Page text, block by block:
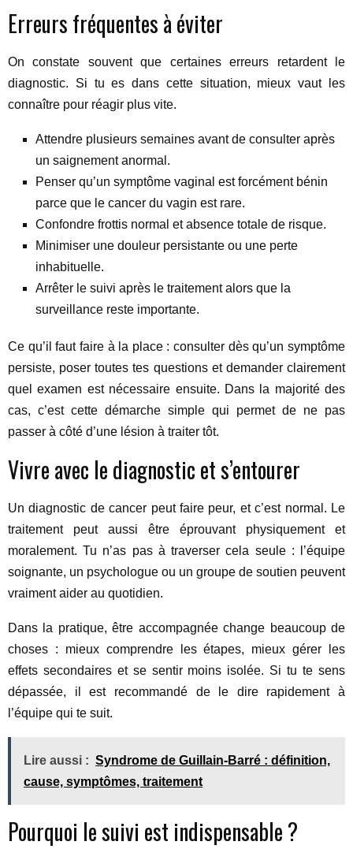
Erreurs fréquentes à éviter
On constate souvent que certaines erreurs retardent le
diagnostic. Si tu es dans cette situation, mieux vaut les
connaître pour réagir plus vite.
Attendre plusieurs semaines avant de consulter après
un saignement anormal.
Penser qu’un symptôme vaginal est forcément bénin
parce que le cancer du vagin est rare.
Confondre frottis normal et absence totale de risque.
Minimiser une douleur persistante ou une perte
inhabituelle.
Arrêter le suivi après le traitement alors que la
surveillance reste importante.
Ce qu’il faut faire à la place : consulter dès qu’un symptôme
persiste, poser toutes tes questions et demander clairement
quel examen est nécessaire ensuite. Dans la majorité des
cas, c’est cette démarche simple qui permet de ne pas
passer à côté d’une lésion à traiter tôt.
Vivre avec le diagnostic et s’entourer
Un diagnostic de cancer peut faire peur, et c’est normal. Le
traitement peut aussi être éprouvant physiquement et
moralement. Tu n’as pas à traverser cela seule : l’équipe
soignante, un psychologue ou un groupe de soutien peuvent
vraiment aider au quotidien.
Dans la pratique, être accompagnée change beaucoup de
choses : mieux comprendre les étapes, mieux gérer les
effets secondaires et se sentir moins isolée. Si tu te sens
dépassée, il est recommandé de le dire rapidement à
l’équipe qui te suit.
Lire aussi : Syndrome de Guillain-Barré : définition,
cause, symptômes, traitement
Pourquoi le suivi est indispensable ?